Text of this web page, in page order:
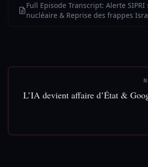
Full Episode Transcript: Alerte SIPRI
nucléaire & Reprise des frappes
L’IA devient affaire d’État &